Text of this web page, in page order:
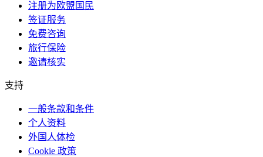
注册为欧盟国民
签证服务
免费咨询
旅行保险
邀请核实
支持
一般条款和条件
个人资料
外国人体检
Cookie 政策